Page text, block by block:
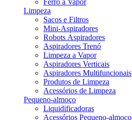
Ferro a Vapor
Limpeza
Sacos e Filtros
Mini-Aspiradores
Robots Aspiradores
Aspiradores Trenó
Limpeza a Vapor
Aspiradores Verticais
Aspiradores Multifuncionais
Produtos de Limpeza
Acessórios de Limpeza
Pequeno-almoço
Liquidificadoras
Acessórios Pequeno-almoço